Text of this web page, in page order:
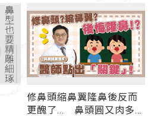
修鼻頭縮鼻翼隆鼻後反而
更醜了... 鼻頭圓又肉多如